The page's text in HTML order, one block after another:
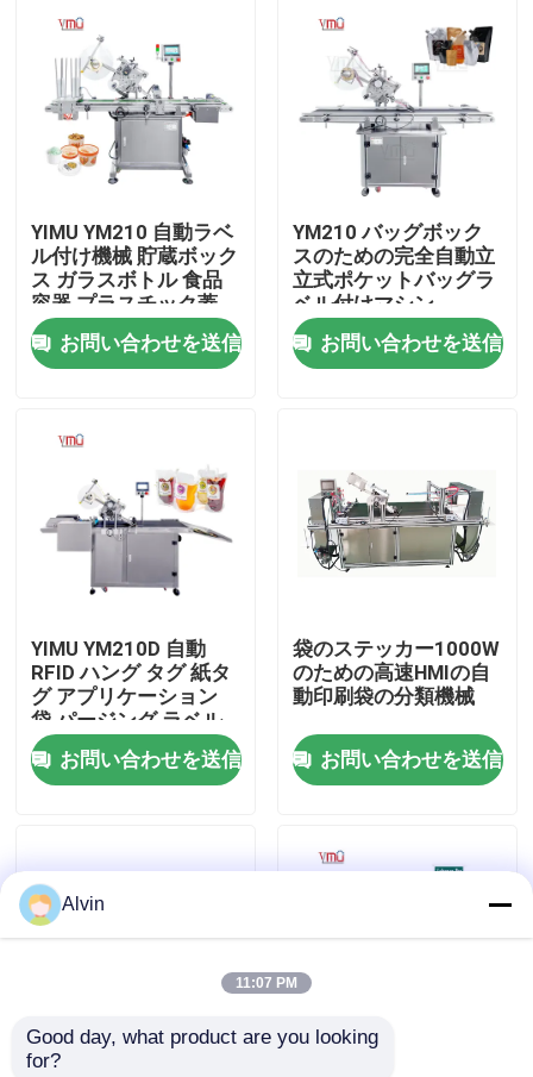
ビデオ
工場旅行
品質管理
ニュース
引用を要求しなさい
自動分類機械
YIMU YM210 自動ラベ
ル付け機械 貯蔵ボック
ス ガラスボトル 食品
容器 プラスチック蓋
お問い合わせを送信
YM210 バッグボック
スのための完全自動立
立式ポケットバッグラ
ベル付けマシン
お問い合わせを送信
YIMU YM210D 自動
RFID ハング タグ 紙タ
グ アプリケーション
袋 パージング ラベル
付け 機械
お問い合わせを送信
袋のステッカー1000W
のための高速HMIの自
動印刷袋の分類機械
お問い合わせを送信
自動LDPEの紙袋の分
Alvin
11:07 PM
Good day, what product are you looking
for?